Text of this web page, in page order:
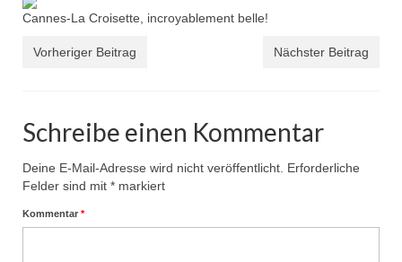
Cannes-La Croisette, incroyablement belle!
Vorheriger Beitrag Nächster Beitrag
Schreibe einen Kommentar
Deine E-Mail-Adresse wird nicht veröffentlicht. Erforderliche
Felder sind mit * markiert
Kommentar *